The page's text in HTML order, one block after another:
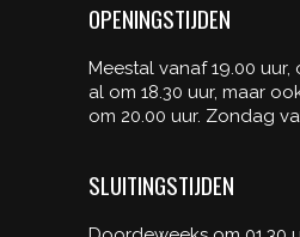
OPENINGSTIJDEN
Meestal vanaf 19.00 uur,
al om 18.30 uur, maar
om 20.00 uur. Zondag
SLUITINGSTIJDEN